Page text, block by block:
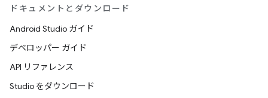
ドキュメントとダウンロード
Android Studio ガイド
デベロッパー ガイド
API リファレンス
Studio をダウンロード